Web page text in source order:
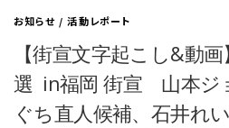
お知らせ/活動レポート
【街宣文字起こし&動
選 in福岡 街宣 山本ジ
ぐち直人候補、石井れ